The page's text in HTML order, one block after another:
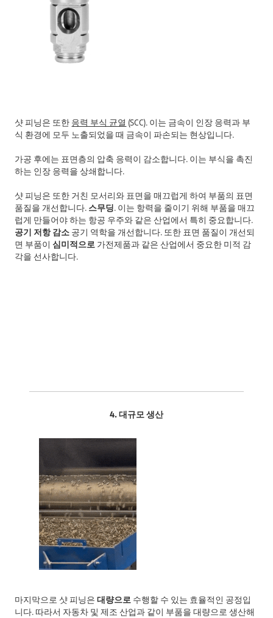
샷 피닝은 또한 응력 부식 균열 (SCC). 이는 금속이 인장 응력과 부
식 환경에 모두 노출되었을 때 금속이 파손되는 현상입니다.
가공 후에는 표면층의 압축 응력이 감소합니다. 이는 부식을 촉진
하는 인장 응력을 상쇄합니다.
샷 피닝은 또한 거친 모서리와 표면을 매끄럽게 하여 부품의 표면
품질을 개선합니다. 스무딩. 이는 항력을 줄이기 위해 부품을 매끄
럽게 만들어야 하는 항공 우주와 같은 산업에서 특히 중요합니다.
공기 저항 감소 공기 역학을 개선합니다. 또한 표면 품질이 개선되
면 부품이심미적으로 가전제품과 같은 산업에서 중요한 미적 감
각을 선사합니다.
4. 대규모 생산
마지막으로 샷 피닝은대량으로 수행할 수 있는 효율적인 공정입
니다. 따라서 자동차 및 제조 산업과 같이 부품을 대량으로 생산해